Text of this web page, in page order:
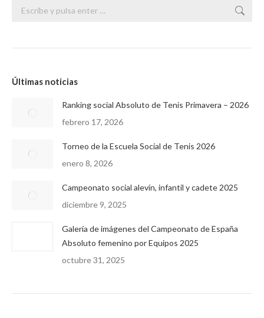
Buscar:
Últimas noticias
Ranking social Absoluto de Tenis Primavera – 2026
febrero 17, 2026
Torneo de la Escuela Social de Tenis 2026
enero 8, 2026
Campeonato social alevín, infantil y cadete 2025
diciembre 9, 2025
Galería de imágenes del Campeonato de España
Absoluto femenino por Equipos 2025
octubre 31, 2025